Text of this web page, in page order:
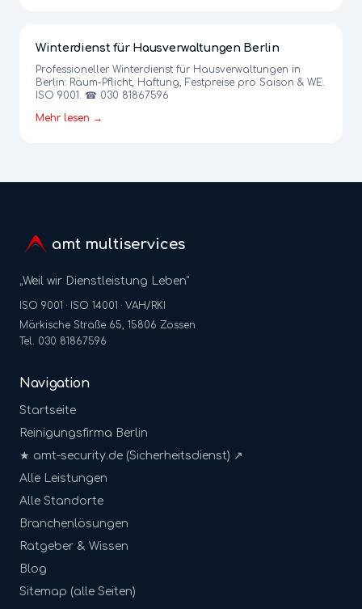
Winterdienst für Hausverwaltungen Berlin
Professioneller Winterdienst für Hausverwaltungen in
Berlin: Räum-Pflicht, Haftung, Festpreise pro Saison & WE.
ISO 9001. ☎ 030 81867596
Mehr lesen →
amt multiservices
„Weil wir Dienstleistung Leben"
ISO 9001 · ISO 14001 · VAH/RKI
Märkische Straße 65, 15806 Zossen
Tel. 030 81867596
Navigation
Startseite
Reinigungsfirma Berlin
★ amt-security.de (Sicherheitsdienst) ↗
Alle Leistungen
Alle Standorte
Branchenlösungen
Ratgeber & Wissen
Blog
Sitemap (alle Seiten)